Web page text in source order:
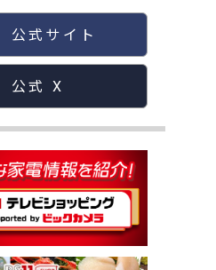
公式サイト
公式 X